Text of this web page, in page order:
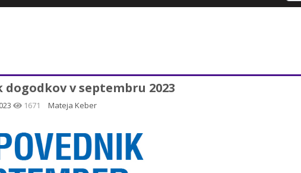
v septembru 2023
1671 Mateja Keber